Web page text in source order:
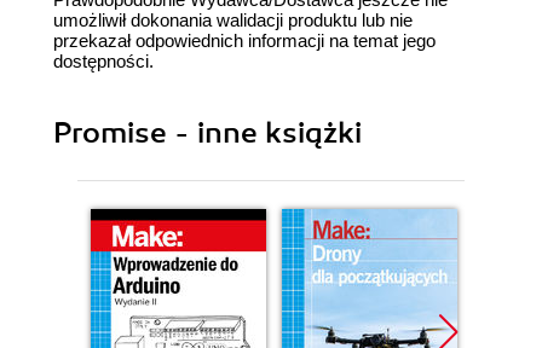
umożliwił dokonania walidacji produktu lub nie
przekazał odpowiednich informacji na temat jego
dostępności.
Promise - inne książki